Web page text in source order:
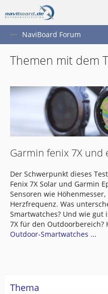
NaviBoard Forum
Themen mit dem
Garmin fenix 7X und
Der Schwerpunkt dieses
Fenix 7X Solar und Garmin
Sensoren wie
Herzfrequenz. Was
Smartwatches? Und wie gut
7X für den Outdoorbereich?
Outdoor-Smartwatches ...
Thema